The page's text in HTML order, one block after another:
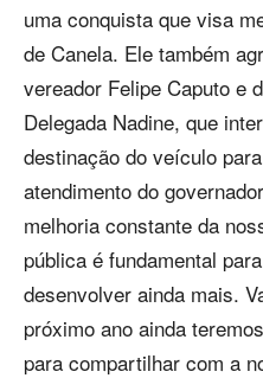
uma conquista que visa
de Canela. Ele também
vereador Felipe Caputo e
Delegada Nadine, que
destinação do veículo
atendimento do
melhoria constante da
pública é fundamental
desenvolver ainda mais.
próximo ano ainda
para compartilhar com a